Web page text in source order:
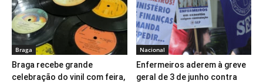
Braga
Braga recebe grande
celebração do vinil com feira,
Nacional
Enfermeiros aderem à greve
geral de 3 de junho contra